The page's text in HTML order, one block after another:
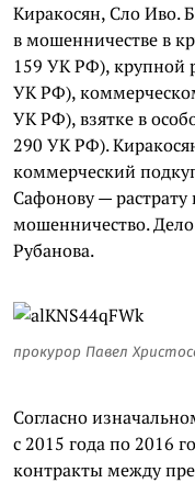
Киракосян, Сло Иво.
в мошенничестве в
159 УК РФ), крупной
УК РФ),
УК РФ), взятке в
290 УК РФ).
коммерческий
Сафонову —
мошенничество. Дело
Рубанова.
прокурор Павел
Согласно
с 2015 года по 2016
контракты между